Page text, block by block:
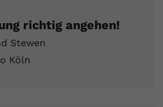
richtig angehen!
Stewen
Köln